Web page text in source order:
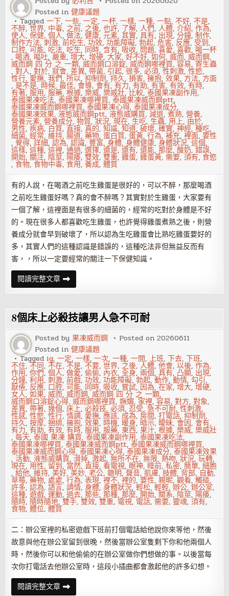
果
魚
肉
少
吃
脂
肪
糖
和
鹽
Posted in健康議題
Tagged一下,一些,一定,一杯,一樣,一種,一點,不好,不是,
不醉,世界, 中毒, 之前, 之後,也許, 了解,人們,人體,介紹,作為,
使人,保健,個人,做法,健康,元素,其實,具有, 出現,分鐘,制作,
制作方法,刺激,前吃生,功效,功能障礙,勃起,危害, 反應, 受到,
口腔,可能, 吃法, 吃生, 同時,含有, 吸收, 問題,喜愛,喜歡, 喝一杯
, 喝酒, 嘔吐,嚴重,增大,增硬,大家,好不好,如何,威而,威而鋼,
威而鋼 四 分 之 一顆,威而鋼口溶錠,威而鋼哪裡買,容易,寄生蟲
,對人,對於,就會,差異,帶菌, 引起,很多,必須,性刺激,性慾,
性行, 愛撫,我們,所以,抑制劑,持久,損害,擁抱,效果, 方法, 方面
,是不是, 時候,最佳, 會導, 會有,有力,有助,有害,有效,有時,
有著,服用,服藥,根據,樂威,樂威壯, 比較,泰國果凍副作用,
泰國果凍吃法,泰國果凍哪裡買,泰國果凍威而鋼ptt,
泰國果凍威而鋼哪裡買,泰國果凍心得,泰國果凍成分,
泰國果凍效果,液態威而鋼ptt,液態威購買,減退,煮熟,營養,
營養元素,營養成分,物質,狀況,現在,生吃,生蟲, 用上, 由於,
男性,疾病, 白質,直接,真的,知識,知道,破壞,確實,神經,種吃,
細菌,經常,維持,腸道,藥物,蛋白質,蛋黃,行為,補充,裡面,要性
, 覺得,詳細,認為,認識, 豐富,身體,身體健康,身體狀況,這個,
這樣,這種,這裡,通過,選擇,還是,還有,還能,那麼,酸奶,錯誤,
開始, 關注, 陰莖, 陽痿,雙效,雙重,雞蛋,雞蛋黃, 需要,須有,食慾
,食物,食物中毒,食用,養成,體質
有的人說，在喝酒之前吃生雞蛋是很好的，可以不醉，那麼喝酒
之前吃生雞蛋好嗎？真的會不醉嗎？其實對於生雞蛋，大家要有
一個了解，這裡面是有很多的細菌的，經常的吃對於身體是不好
的。現在很多人都喜歡吃生雞蛋，也許覺得雞蛋煮熟之後，則營
養成分就會早到破壞了，所以認為生吃雞蛋會比熟吃雞蛋要好的
多，其實人們的這種認識是錯誤的，這種吃法非但無益反而有
害，，所以一定要經常的關注一下保健知識。
閱讀完整文章喝
酒
前
生
雞
蛋
8個床上必殺技讓男人急不可耐
Posted by果凍威而鋼 Posted on20260611
Posted in健康議題
Tagged ig,一定,一樣,一次,一種,一間,上班,下去,下班,
不住,不同,不在,不是,不要,世界, 之後,人體,他會,以後,作為,
作用,你們,個人,做愛,偷偷, 內衣,全身, 兩個,具有, 凸顯, 出現,
分鐘,利用,刺激,前戲,功效,功能障礙,勃起,動作,動情,勾引,
厭倦, 反應, 口腔,可能, 同時, 吸收, 嘗試, 因為,在家,增大,增硬,
女人,如果,威而,威而鋼,威而鋼 四 分 之 一顆,
威而鋼口溶錠心得,威而鋼哪裡買,嫵媚, 家裡,容易,對方,對象,
差異,帶著,幾個,床上,必殺技,必須, 忍受,急不可耐,性刺激,
性感,性慾,性行,情調, 愛撫,應該, 成為,房間,打電話,抑制劑,
持久,按摩,捆綁,擁抱,效果, 時機, 暖身, 暗示, 曖昧, 會因, 會有,
有力,有助,有效,有時,服用,服藥,東西,果汁,根據,樂威,樂威壯
,每天,泰國 果凍 購買,泰國果凍副作用,泰國果凍吃法,
泰國果凍哪裡買,泰國果凍威而鋼ptt,泰國果凍威而鋼哪裡買,
泰國果凍威而鋼心得,泰國果凍心得,泰國果凍成分,泰國果凍效果
,活動,液態威購買,滑掉,激起,無所不在,無限,熱吻,狀況,玩轉,
現在, 用性, 留到, 當然,直接,看電視, 眼神, 睡前,私密,簡單,細胞
,給他,維持,美好,美妙,老公,聰明,聲音,肌膚,肢體, 背部, 自動,
草莓,藥物,處處,行為,表現,裡不,裡的,要性,親昵,觀看,觸碰,
許多,認為,語言,調情,身體,身體狀況,輕松,輕輕,辦公,辦公室,
這種,遊戲,運動,過去,那些,那種,那麼, 開始, 關系, 陰莖, 陽痿,
隨時, 隨時隨地,雙手,雙效,雙重, 電視, 電話, 需要, 靈魂,須有,
食物,體位,體質
二：辦公室裡的私密遊戲下班前打個電話給他說你來等他，然後
故意與他在辦公室留到很晚，然後當辦公室隻剩下你和他兩個人
時，然後你可以和他偷偷的在辦公室做你們想做的事。以後當每
次你打電話去他辦公室時，這段小插曲都會激起他的許多幻想。
閱讀完整文章8
個